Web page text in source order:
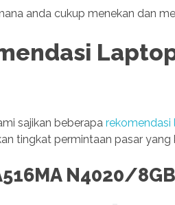
anda cukup menekan dan
sajikan beberapa
tingkat permintaan pasar
N4020/